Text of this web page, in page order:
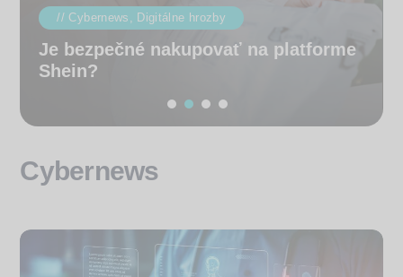
Cybernews, Digitálne hrozby
Je bezpečné nakupovať na platforme
Shein?
Cybernews